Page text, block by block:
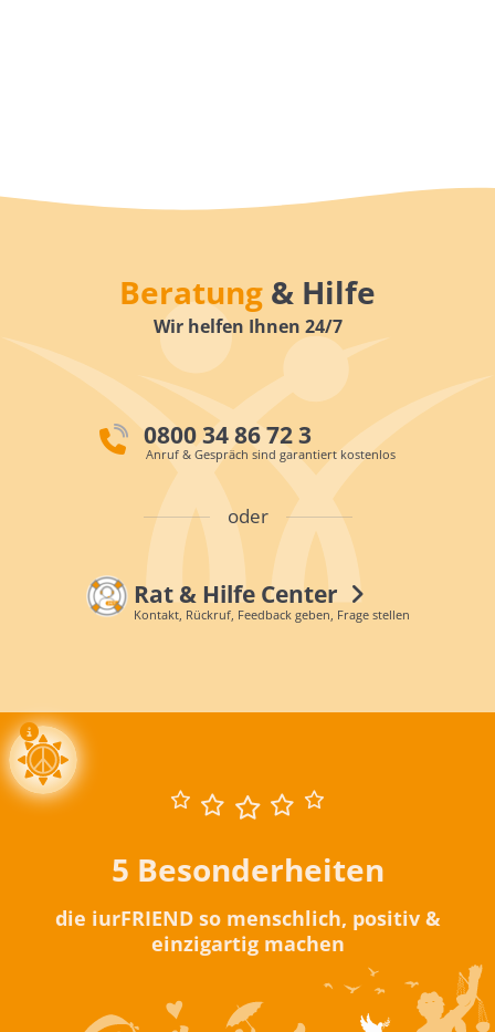
Beratung & Hilfe
Wir helfen Ihnen 24/7
0800 34 86 72 3
Anruf & Gespräch sind garantiert kostenlos
oder
Rat & Hilfe Center
Kontakt, Rückruf, Feedback geben, Frage stellen
5 Besonderheiten
die iurFRIEND so menschlich, positiv &
einzigartig machen